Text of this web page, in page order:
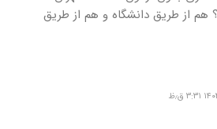
از طریق دانشگاه و هم از طریق